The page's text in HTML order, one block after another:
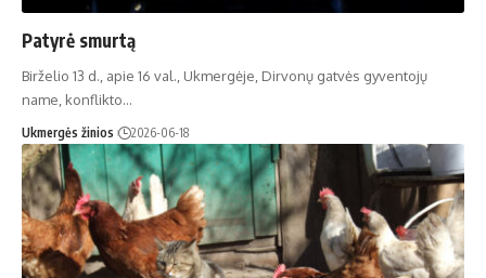
Patyrė smurtą
Birželio 13 d., apie 16 val., Ukmergėje, Dirvonų gatvės gyventojų
name, konflikto…
Ukmergės žinios 2026-06-18